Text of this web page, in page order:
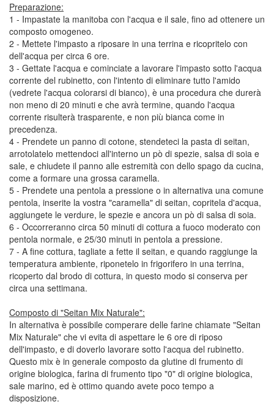
Preparazione:
1 - Impastate la manitoba con l'acqua e il sale, fino ad ottenere un
composto omogeneo.
2 - Mettete l'impasto a riposare in una terrina e ricopritelo con
dell'acqua per circa 6 ore.
3 - Gettate l'acqua e cominciate a lavorare l'impasto sotto l'acqua
corrente del rubinetto, con l'intento di eliminare tutto l'amido
(vedrete l'acqua colorarsi di bianco), è una procedura che durerà
non meno di 20 minuti e che avrà termine, quando l'acqua
corrente risulterà trasparente, e non più bianca come in
precedenza.
4 - Prendete un panno di cotone, stendeteci la pasta di seitan,
arrotolatelo mettendoci all'interno un pò di spezie, salsa di soia e
sale, e chiudete il panno alle estremità con dello spago da cucina,
come a formare una grossa caramella.
5 - Prendete una pentola a pressione o in alternativa una comune
pentola, inserite la vostra "caramella" di seitan, copritela d'acqua,
aggiungete le verdure, le spezie e ancora un pò di salsa di soia.
6 - Occorreranno circa 50 minuti di cottura a fuoco moderato con
pentola normale, e 25/30 minuti in pentola a pressione.
7 - A fine cottura, tagliate a fette il seitan, e quando raggiunge la
temperatura ambiente, riponetelo in frigorifero in una terrina,
ricoperto dal brodo di cottura, in questo modo si conserva per
circa una settimana.
Composto di "Seitan Mix Naturale":
In alternativa è possibile comperare delle farine chiamate "Seitan
Mix Naturale" che vi evita di aspettare le 6 ore di riposo
dell'impasto, e di doverlo lavorare sotto l'acqua del rubinetto.
Questo mix è in generale composto da glutine di frumento di
origine biologica, farina di frumento tipo "0" di origine biologica,
sale marino, ed è ottimo quando avete poco tempo a
disposizione.